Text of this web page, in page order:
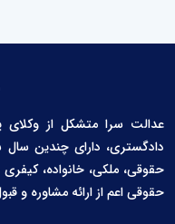
عدالت سرا متشکل از
دادگستری، دارای چندین سال
حقوقی، ملکی، خانواده،
حقوقی اعم از ارائه مشاوره و